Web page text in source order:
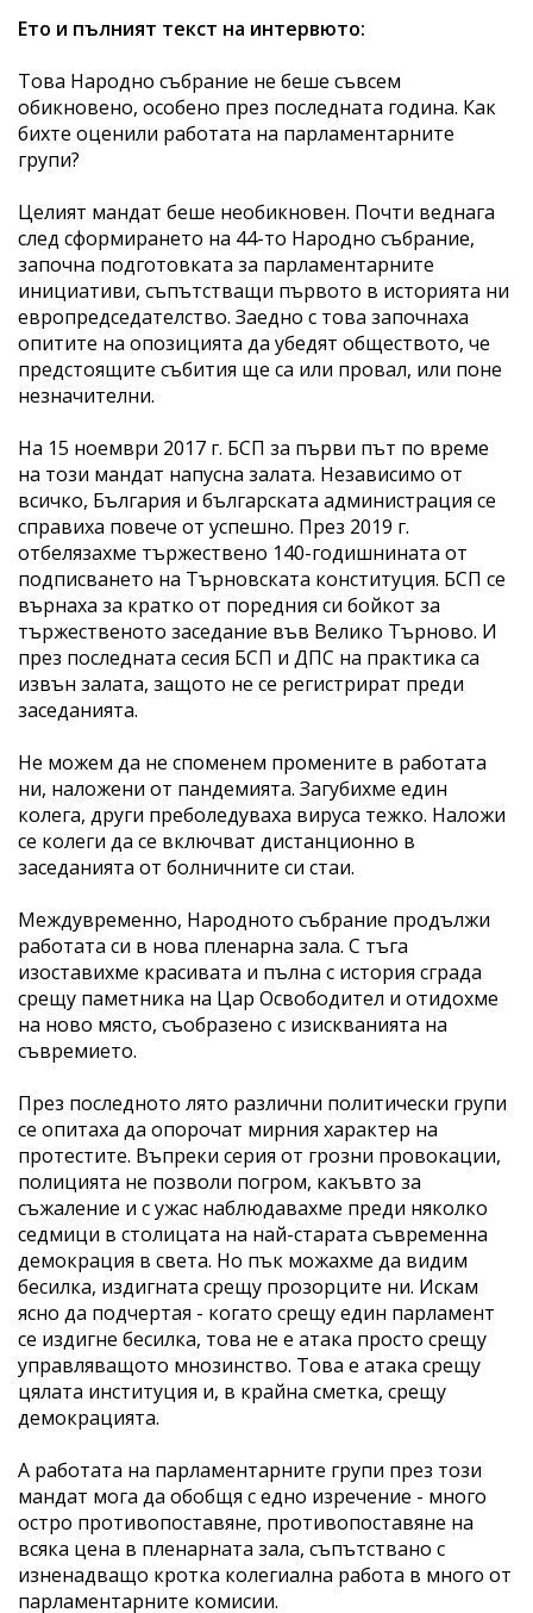
Ето и пълният текст на интервюто:
Това Народно събрание не беше съвсем
обикновено, особено през последната година. Как
бихте оценили работата на парламентарните
групи?
Целият мандат беше необикновен. Почти веднага
след сформирането на 44-то Народно събрание,
започна подготовката за парламентарните
инициативи, съпътстващи първото в историята ни
европредседателство. Заедно с това започнаха
опитите на опозицията да убедят обществото, че
предстоящите събития ще са или провал, или поне
незначителни.
На 15 ноември 2017 г. БСП за първи път по време
на този мандат напусна залата. Независимо от
всичко, България и българската администрация се
справиха повече от успешно. През 2019 г.
отбелязахме тържествено 140-годишнината от
подписването на Търновската конституция. БСП се
върнаха за кратко от поредния си бойкот за
тържественото заседание във Велико Търново. И
през последната сесия БСП и ДПС на практика са
извън залата, защото не се регистрират преди
заседанията.
Не можем да не споменем промените в работата
ни, наложени от пандемията. Загубихме един
колега, други преболедуваха вируса тежко. Наложи
се колеги да се включват дистанционно в
заседанията от болничните си стаи.
Междувременно, Народното събрание продължи
работата си в нова пленарна зала. С тъга
изоставихме красивата и пълна с история сграда
срещу паметника на Цар Освободител и отидохме
на ново място, съобразено с изискванията на
съвремието.
През последното лято различни политически групи
се опитаха да опорочат мирния характер на
протестите. Въпреки серия от грозни провокации,
полицията не позволи погром, какъвто за
съжаление и с ужас наблюдавахме преди няколко
седмици в столицата на най-старата съвременна
демокрация в света. Но пък можахме да видим
бесилка, издигната срещу прозорците ни. Искам
ясно да подчертая - когато срещу един парламент
се издигне бесилка, това не е атака просто срещу
управляващото мнозинство. Това е атака срещу
цялата институция и, в крайна сметка, срещу
демокрацията.
А работата на парламентарните групи през този
мандат мога да обобщя с едно изречение - много
остро противопоставяне, противопоставяне на
всяка цена в пленарната зала, съпътствано с
изненадващо кротка колегиална работа в много от
парламентарните комисии.